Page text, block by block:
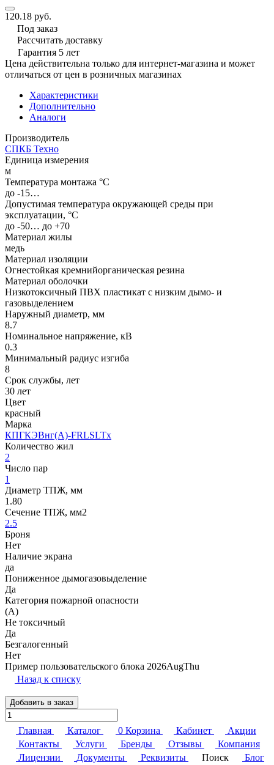
120.18 руб.
Под заказ
Рассчитать доставку
Гарантия 5 лет
Цена действительна только для интернет-магазина и может
отличаться от цен в розничных магазинах
Характеристики
Дополнительно
Аналоги
Производитель
СПКБ Техно
Единица измерения
м
Температура монтажа °C
до -15…
Допустимая температура окружающей среды при
эксплуатации, °C
до -50… до +70
Материал жилы
медь
Материал изоляции
Огнестойкая кремнийорганическая резина
Материал оболочки
Низкотоксичный ПВХ пластикат с низким дымо- и
газовыделением
Наружный диаметр, мм
8.7
Номинальное напряжение, кВ
0.3
Минимальный радиус изгиба
8
Срок службы, лет
30 лет
Цвет
красный
Марка
КПГКЭВнг(A)-FRLSLTx
Количество жил
2
Число пар
1
Диаметр ТПЖ, мм
1.80
Сечение ТПЖ, мм2
2.5
Броня
Нет
Наличие экрана
да
Пониженное дымогазовыделение
Да
Категория пожарной опасности
(A)
Не токсичный
Да
Безгалогенный
Нет
Пример пользовательского блока 2026AugThu
Назад к списку
Добавить в заказ
Главная Каталог 0 Корзина Кабинет
Акции
Контакты
Услуги Бренды Отзывы
Компания
Лицензии
Документы Реквизиты Поиск Блог